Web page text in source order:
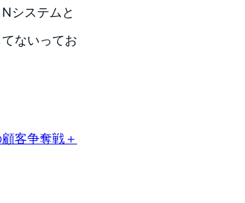
システムと
ないってお
客争奪戦＋